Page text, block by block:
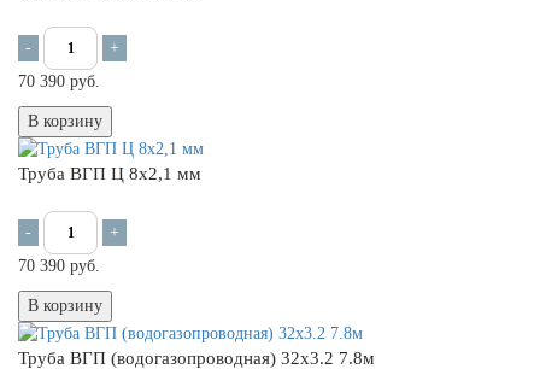
-
+
70 390 руб.
В корзину
Труба ВГП Ц 8х2,1 мм
-
+
70 390 руб.
В корзину
Труба ВГП (водогазопроводная) 32х3.2 7.8м